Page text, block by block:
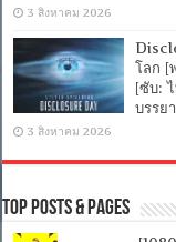
3 สิงหาคม 2026
โลก [
[ซับ:
บรรย
3 สิงหาคม 2026
Top Posts & Pages